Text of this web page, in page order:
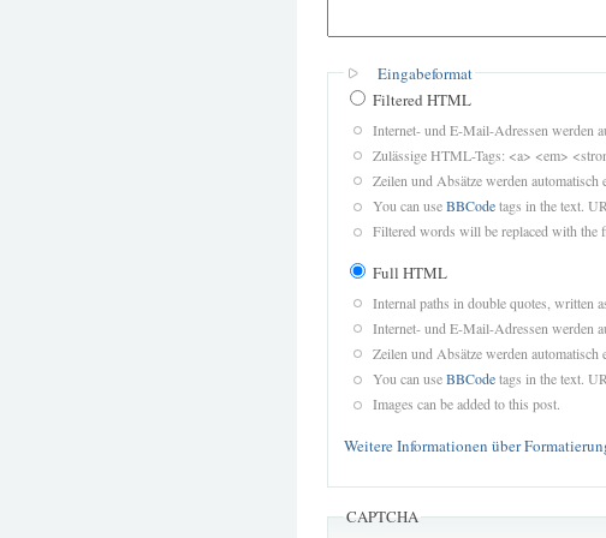
Eingabeformat
Filtered HTML
Internet- und E-Mail-Adressen werden
Zulässige HTML-Tags: <a> <em>
Zeilen und Absätze werden automatisch
You can useBBCodetags in the text.
Filtered words will be replaced with the
Full HTML
Internal paths in double quotes, written
Internet- und E-Mail-Adressen werden
Zeilen und Absätze werden automatisch
You can useBBCodetags in the text.
Images can be added to this post.
Weitere Informationen über
CAPTCHA